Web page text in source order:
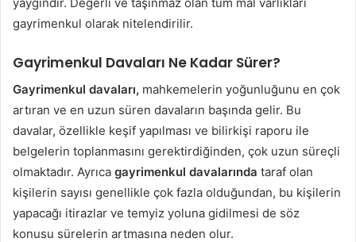
gayrimenkul olarak nitelendirilir.
Gayrimenkul Davaları Ne Kadar Sürer?
Gayrimenkul davaları, mahkemelerin yoğunluğunu en çok
artıran ve en uzun süren davaların başında gelir. Bu
davalar, özellikle keşif yapılması ve bilirkişi raporu ile
belgelerin toplanmasını gerektirdiğinden, çok uzun süreçli
olmaktadır. Ayrıca gayrimenkul davalarında taraf olan
kişilerin sayısı genellikle çok fazla olduğundan, bu kişilerin
yapacağı itirazlar ve temyiz yoluna gidilmesi de söz
konusu sürelerin artmasına neden olur.